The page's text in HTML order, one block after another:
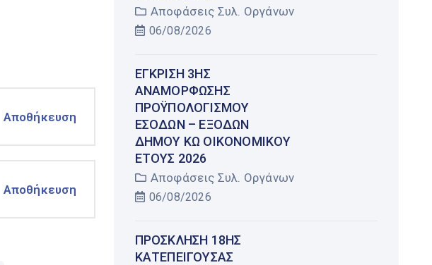
Αποθήκευση
Αποθήκευση
Αποφάσεις Συλ. Οργάνων
06/08/2026
ΈΓΚΡΙΣΗ 3ΗΣ
ΑΝΑΜΌΡΦΩΣΗΣ
ΠΡΟΫΠΟΛΟΓΙΣΜΟΎ
ΕΣΌΔΩΝ – ΕΞΌΔΩΝ
ΔΉΜΟΥ ΚΩ ΟΙΚΟΝΟΜΙΚΟΎ
ΈΤΟΥΣ 2026
Αποφάσεις Συλ. Οργάνων
06/08/2026
ΠΡΌΣΚΛΗΣΗ 18ΗΣ
ΚΑΤΕΠΕΊΓΟΥΣΑΣ